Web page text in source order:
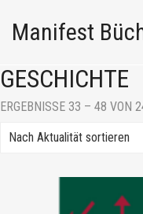
Manifest
GESCHICHTE
ERGEBNISSE 33 – 48 VON
Nach Aktualität sortieren